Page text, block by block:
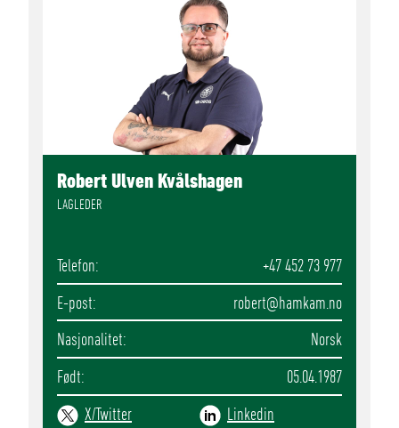
Robert Ulven Kvålshagen
LAGLEDER
Telefon
+47 452 73 977
E-post
robert@hamkam.no
Nasjonalitet
Norsk
Født
05.04.1987
X/Twitter
Linkedin